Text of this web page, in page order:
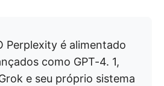
Perplexity é alimentado
como GPT-4. 1,
e seu próprio sistema